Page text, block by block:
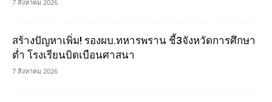
7 สิงหาคม 2026
สร้างปัญหาเพิ่ม! รองผบ.ทหารพราน ชี้3จังหวัดการศึกษา
ต่ำ โรงเรียนบิดเบือนศาสนา
7 สิงหาคม 2026